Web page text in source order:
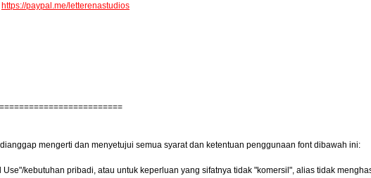
https://paypal.me/letterenastudios
mengerti dan menyetujui semua syarat dan ketentuan penggunaan font dibawah ini:
kebutuhan pribadi, atau untuk keperluan yang sifatnya tidak "komersil", alias tidak